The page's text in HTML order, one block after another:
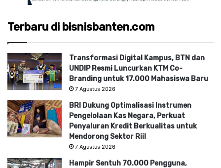
Terbaru di bisnisbanten.com
Transformasi Digital Kampus, BTN dan
UNDIP Resmi Luncurkan KTM Co-
Branding untuk 17.000 Mahasiswa Baru
7 Agustus 2026
BRI Dukung Optimalisasi Instrumen
Pengelolaan Kas Negara, Perkuat
Penyaluran Kredit Berkualitas untuk
Mendorong Sektor Riil
7 Agustus 2026
Hampir Sentuh 70.000 Pengguna,